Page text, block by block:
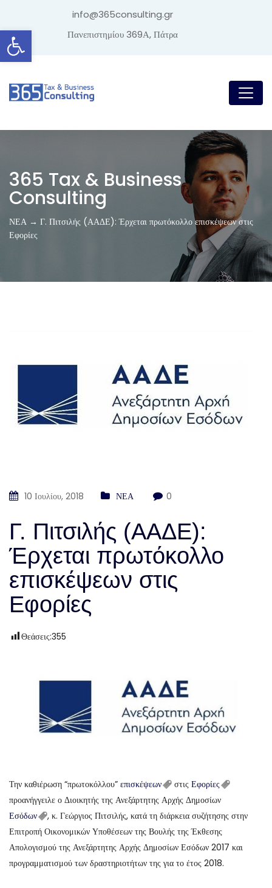
Ανοίξτε τη γραμμή εργαλείων
info@365consulting.gr
Πανεπιστημίου 369Α, Πάτρα
365 Tax & Business
Consulting
ΝΕΑ → Γ. Πιτσιλής (ΑΑΔΕ): Έρχεται πρωτόκολλο επισκέψεων στις
Εφορίες
10 Ιουλίου, 2018 ΝΕΑ 0
Γ. Πιτσιλής (ΑΑΔΕ):
Έρχεται πρωτόκολλο
επισκέψεων στις
Εφορίες
Θεάσεις:355
Την καθιέρωση “πρωτοκόλλου” επισκέψεων στις Εφορίες
προανήγγειλε ο Διοικητής της Ανεξάρτητης Αρχής Δημοσίων
Εσόδων
, κ. Γεώργιος Πιτσιλής, κατά τη διάρκεια συζήτησης στην
Επιτροπή Οικονομικών Υποθέσεων της Βουλής της Έκθεσης
Απολογισμού της Ανεξάρτητης Αρχής Δημοσίων Εσόδων 2017 και
προγραμματισμού των δραστηριοτήτων της για το έτος 2018.